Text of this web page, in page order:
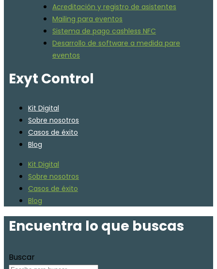
Acreditación y registro de asistentes
Mailing para eventos
Sistema de pago cashless NFC
Desarrollo de software a medida pare
eventos
Exyt Control
Kit Digital
Sobre nosotros
Casos de éxito
Blog
Kit Digital
Sobre nosotros
Casos de éxito
Blog
Encuentra lo que buscas
Buscar